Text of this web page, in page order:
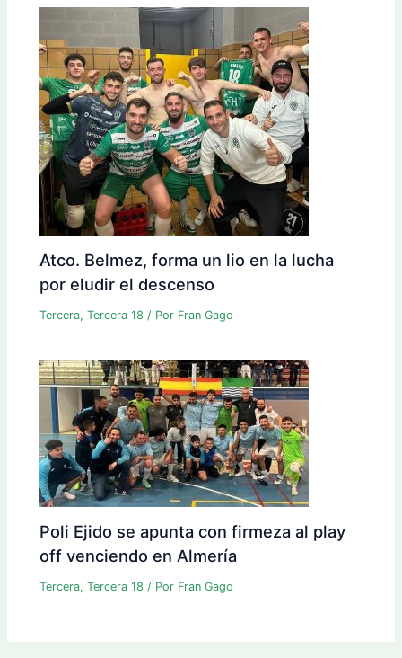
Atco. Belmez, forma un lio en la lucha
por eludir el descenso
Tercera,Tercera 18 / Por Fran Gago
Poli Ejido se apunta con firmeza al play
off venciendo en Almería
Tercera,Tercera 18 / Por Fran Gago